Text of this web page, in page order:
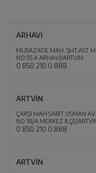
ARHAVİ
MUSAZADE MAH. ŞHT.AST
NO:55 A ARHAVİ/ARTVİN
0 850 210 0 888
ARTVİN
ÇARŞI MAH.SABİT OSMAN
NO:18/A MERKEZ İLÇE/
0 850 210 0 888
ARTVİN